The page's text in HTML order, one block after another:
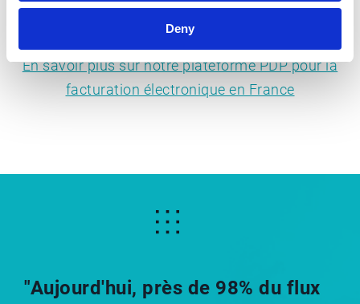
Deny
En savoir plus sur notre plateforme PDP pour la
facturation électronique en France
"Aujourd'hui, près de 98% du flux